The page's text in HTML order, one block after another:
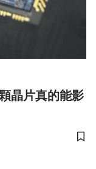
晶片真的能影
儲